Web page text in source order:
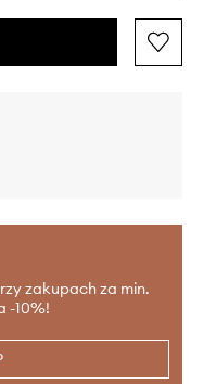
zakupach za min.
-10%!